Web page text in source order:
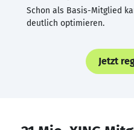
Schon als Basis-Mitglied
deutlich optimieren.
Jetzt